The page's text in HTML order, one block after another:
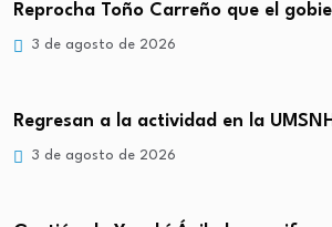
Reprocha Toño Carreño que el
3 de agosto de 2026
Regresan a la actividad en la
3 de agosto de 2026